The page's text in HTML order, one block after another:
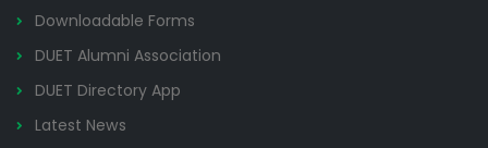
Downloadable Forms
DUET Alumni Association
DUET Directory App
Latest News